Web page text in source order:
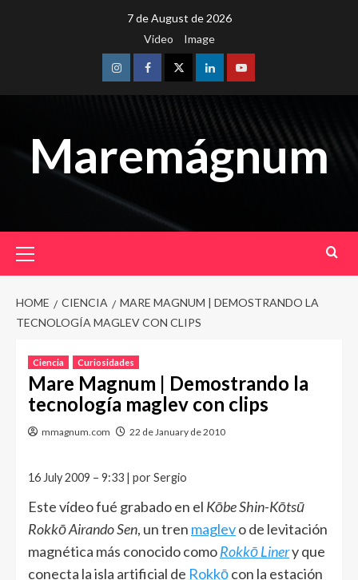
7 de August de 2026
Video
Image
InstagramFacebookTwitterLinkedinYoutube
Maremágnum
Menu
HOME CIENCIA
MARE MAGNUM | DEMOSTRANDO LA
TECNOLOGÍA MAGLEV CON CLIPS
Ciencia Curiosidades
Mare Magnum | Demostrando la
tecnología maglev con clips
mmagnum.com 22 de January de 2010
16 July 2009 – 9:33 | por Sergio
Este vídeo fué grabado en el Kōbe Shin-Kōtsū
Rokkō Airando Sen, un tren maglevo de levitación
magnética más conocido comoRokkōLinery que
conecta la isla artificial de Rokkōcon la estación